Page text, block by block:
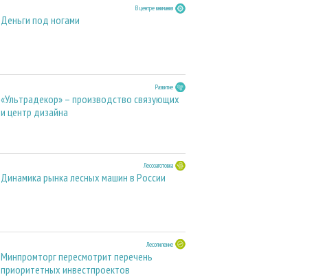
В центре внимания
Деньги под ногами
Развитие
«Ультрадекор» – производство связующих
и центр дизайна
Лесозаготовка
Динамика рынка лесных машин в России
Лесопиление
Минпромторг пересмотрит перечень
приоритетных инвестпроектов